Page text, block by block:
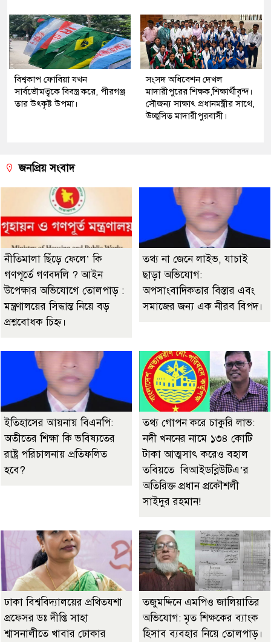
বিশ্বকাপ ফোবিয়া যখন
সার্বভৌমত্বকে বিবস্ত্র করে, পীরগঞ্জ
তার উৎকৃষ্ট উপমা।
সংসদ অধিবেশন দেখল
মাদারীপুরের শিক্ষক,শিক্ষার্থীবৃন্দ।
সৌজন্য সাক্ষাৎ প্রধানমন্ত্রীর সাথে,
উচ্ছ্বসিত মাদারীপুরবাসী।
জনপ্রিয় সংবাদ
নীতিমালা ছিঁড়ে ফেলে’ কি
গণপূর্তে গণবদলি ? আইন
উপেক্ষার অভিযোগে তোলপাড় :
মন্ত্রণালয়ের সিদ্ধান্ত নিয়ে বড়
প্রশ্নবোধক চিহ্ন।
তথ্য না জেনে লাইভ, যাচাই
ছাড়া অভিযোগ:
অপসাংবাদিকতার বিস্তার এবং
সমাজের জন্য এক নীরব বিপদ।
ইতিহাসের আয়নায় বিএনপি:
অতীতের শিক্ষা কি ভবিষ্যতের
রাষ্ট্র পরিচালনায় প্রতিফলিত
হবে?
তথ্য গোপন করে চাকুরি লাভ:
নদী খননের নামে ১৩৪ কোটি
টাকা আত্মসাৎ করেও বহাল
তবিয়তে বিআইডব্লিউটিএ’র
অতিরিক্ত প্রধান প্রকৌশলী
সাইদুর রহমান!
ঢাকা বিশ্ববিদ্যালয়ের প্রথিতযশা
প্রফেসর ডঃ দীপ্তি সাহা
শ্বাসনালীতে খাবার ঢোকার
তজুমদ্দিনে এমপিও জালিয়াতির
অভিযোগ: মৃত শিক্ষকের ব্যাংক
হিসাব ব্যবহার নিয়ে তোলপাড়।